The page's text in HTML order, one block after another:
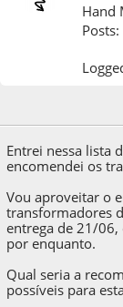
Hand
Entrei nessa lista
encomendei os
Vou aproveitar o
transformadores
entrega de 21/
por enquanto.
Qual seria a
possíveis para